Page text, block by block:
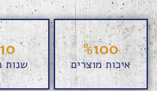
איכות מוצרים
100
%
שנות
10
+